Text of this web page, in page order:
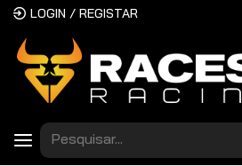
LOGIN / REGISTAR